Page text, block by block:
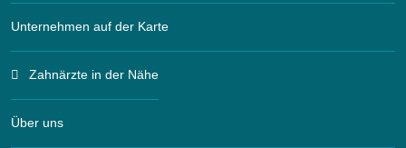
Unternehmen auf der Karte
Zahnärzte in der Nähe
Über uns